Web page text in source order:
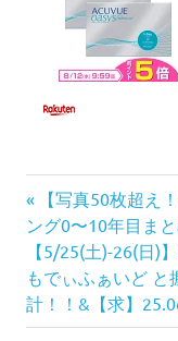
投
稿
ナ
前
の
記
事:
【写真50枚超え
ング0〜10年目ま
次
の
記
事:
【5/25(土)-26(日)
もでぃふぁいど
計！！&【求】